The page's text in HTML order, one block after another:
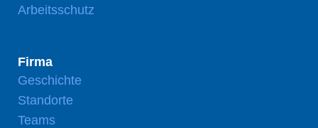
Arbeitsschutz
Firma
Geschichte
Standorte
Teams